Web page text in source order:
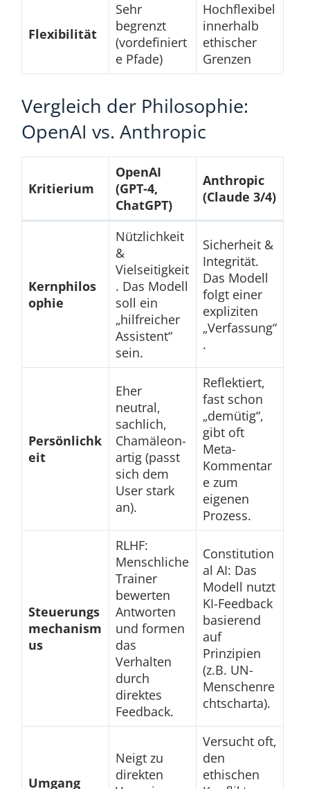
Flexibilität
Sehr
begrenzt
(vordefiniert
e Pfade)
Hochflexibel
innerhalb
ethischer
Grenzen
Vergleich der Philosophie:
OpenAI vs. Anthropic
Kritierium
OpenAI
(GPT-4,
ChatGPT)
Anthropic
(Claude 3/4)
Kernphilos
ophie
Nützlichkeit
&
Vielseitigkeit
. Das Modell
soll ein
„hilfreicher
Assistent“
sein.
Sicherheit &
Integrität.
Das Modell
folgt einer
expliziten
„Verfassung“
.
Persönlichk
eit
Eher
neutral,
sachlich,
Chamäleon-
artig (passt
sich dem
User stark
an).
Reflektiert,
fast schon
„demütig“,
gibt oft
Meta-
Kommentar
e zum
eigenen
Prozess.
Steuerungs
mechanism
us
RLHF:
Menschliche
Trainer
bewerten
Antworten
und formen
das
Verhalten
durch
direktes
Feedback.
Constitution
al AI: Das
Modell nutzt
KI-Feedback
basierend
auf
Prinzipien
(z.B. UN-
Menschenre
chtscharta).
Umgang
Neigt zu
direkten
Versucht oft,
den
ethischen